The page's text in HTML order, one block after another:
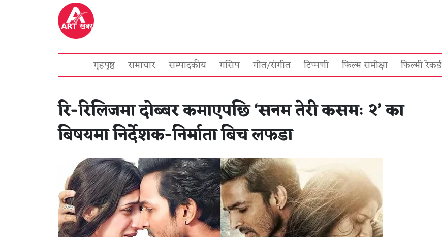
गृहपृष्ठ समाचार सम्पादकीय गसिप गीत/संगीत टिप्पणी फिल्म समीक्षा फिल्मी रेकर्ड
रि-रिलिजमा दोब्बर कमाएपछि ‘सनम तेरी कसमः २’ का
बिषयमा निर्देशक-निर्माता बिच लफडा